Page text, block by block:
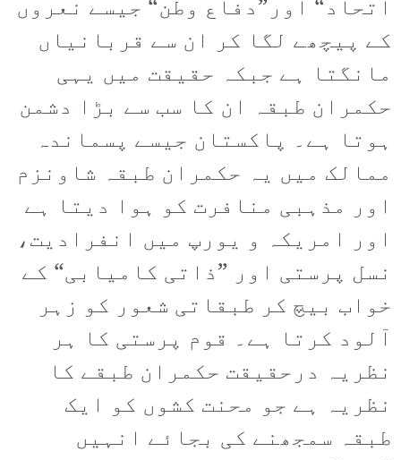
اتحاد“ اور”دفاع وطن“ جیسے نعروں
کے پیچھے لگا کر ان سے قربانیاں
مانگتا ہے جبکہ حقیقت میں یہی
حکمران طبقہ ان کا سب سے بڑا دشمن
ہوتا ہے۔ پاکستان جیسے پسماندہ
ممالک میں یہ حکمران طبقہ شاونزم
اور مذہبی منافرت کو ہوا دیتا ہے
اور امریکہ و یورپ میں انفرادیت،
نسل پرستی اور ”ذاتی کامیابی“ کے
خواب بیچ کر طبقاتی شعور کو زہر
آلود کرتا ہے۔ قوم پرستی کا ہر
نظریہ درحقیقت حکمران طبقے کا
نظریہ ہے جو محنت کشوں کو ایک
طبقہ سمجھنے کی بجائے انہیں